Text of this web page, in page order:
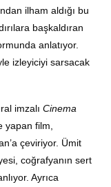
ilham aldığı bu
başkaldıran
anlatıyor.
izleyiciyi sarsacak
imzalı Cinema
yapan film,
çeviriyor. Ümit
coğrafyanın sert
Ayrıca